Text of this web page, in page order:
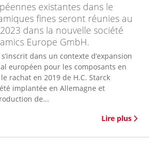
existantes dans le
fines seront réunies au
dans la nouvelle société
Europe GmbH.
dans un contexte d’expansion
européen pour les composants en
rachat en 2019 de H.C. Starck
implantée en Allemagne et
de...
Lire plus